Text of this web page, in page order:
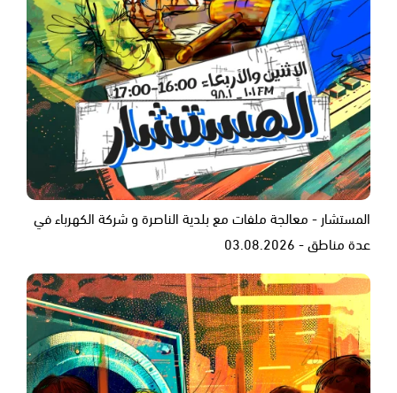
المستشار - معالجة ملفات مع بلدية الناصرة و شركة الكهرباء في
عدة مناطق - 03.08.2026